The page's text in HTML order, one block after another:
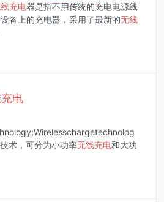
充电器是指不用传统的充电电源线
备上的充电器，采用了最新的无线
充电
术，可分为小功率无线充电和大功